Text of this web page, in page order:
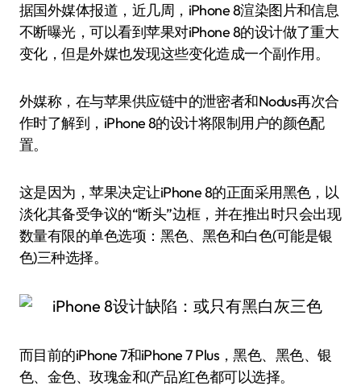
据国外媒体报道，近几周，iPhone 8渲染图片和信息
不断曝光，可以看到苹果对iPhone 8的设计做了重大
变化，但是外媒也发现这些变化造成一个副作用。
外媒称，在与苹果供应链中的泄密者和Nodus再次合
作时了解到，iPhone 8的设计将限制用户的颜色配
置。
这是因为，苹果决定让iPhone 8的正面采用黑色，以
淡化其备受争议的“断头”边框，并在推出时只会出现
数量有限的单色选项：黑色、黑色和白色(可能是银
色)三种选择。
而目前的iPhone 7和iPhone 7 Plus，黑色、黑色、银
色、金色、玫瑰金和(产品)红色都可以选择。